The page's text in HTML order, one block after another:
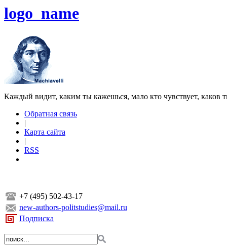
logo_name
Каждый видит, каким ты кажешься, мало кто чувствует, каков
Обратная связь
|
Карта сайта
|
RSS
+7 (495) 502-43-17
new-authors-politstudies@mail.ru
Подписка